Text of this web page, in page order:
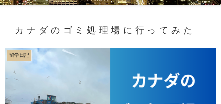
カナダのゴミ処理場に行ってみた
留学日記